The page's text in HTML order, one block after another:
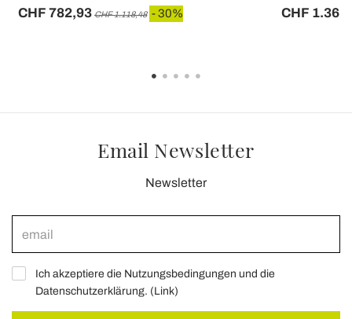
CHF 782,93 CHF 1.118,48 - 30% CHF
Email Newsletter
Newsletter
Ich akzeptiere die Nutzungsbedingungen und die
Datenschutzerklärung. (Link)